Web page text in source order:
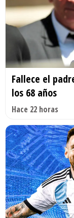
Fallece el
los 68 años
Hace 22 horas